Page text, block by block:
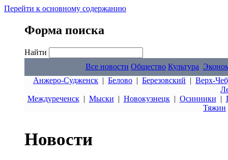
Перейти к основному содержанию
Форма поиска
Найти
Все новости Общество Культура
Анжеро-Судженск | Белово | Березовский | Верх-
Междуреченск| Мыски | Новокузнецк| Осинники |
Тяжин
Новости